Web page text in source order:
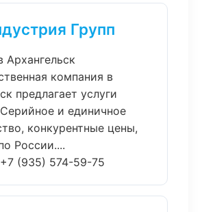
Групп
Архангельск
компания в
предлагает услуги
и единичное
конкурентные цены,
России....
+7 (935) 574-59-75